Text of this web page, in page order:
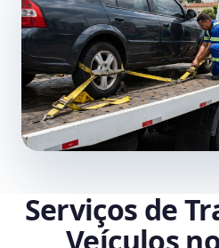
Serviços de